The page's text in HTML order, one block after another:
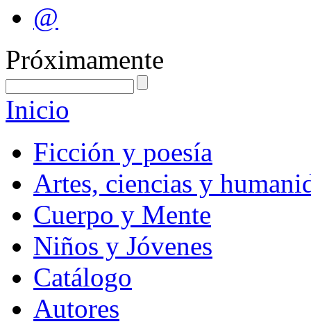
@
Próximamente
Inicio
Ficción y poesía
Artes, ciencias y
Cuerpo y Mente
Niños y Jóvenes
Catálogo
Autores